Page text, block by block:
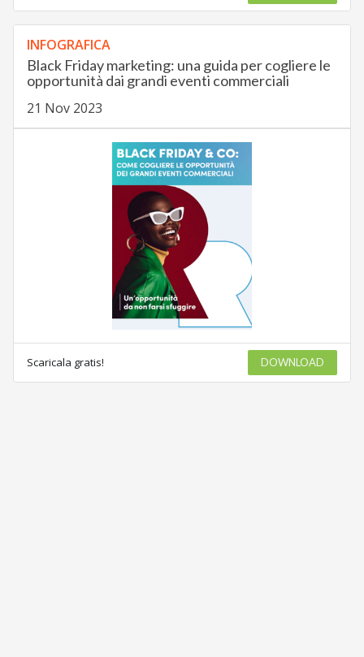
INFOGRAFICA
Black Friday marketing: una guida per cogliere le
opportunità dai grandi eventi commerciali
21 Nov 2023
Scaricala gratis! DOWNLOAD